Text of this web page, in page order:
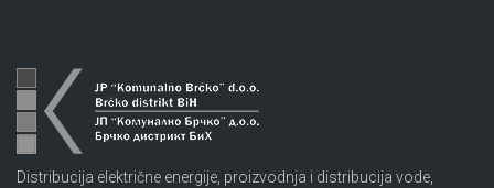
Distribucija električne energije, proizvodnja i distribucija vode,